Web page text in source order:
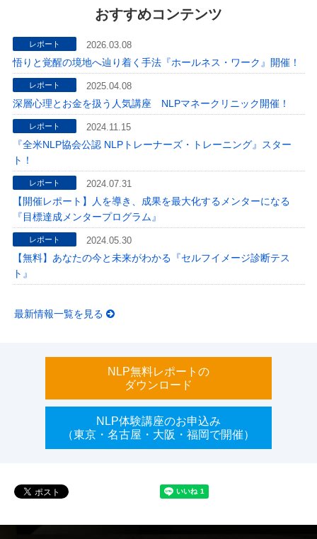
おすすめコンテンツ
レポート 2026.03.08
悟りと覚醒の境地へ辿り着く手法『ホールネス・ワーク』開催！
レポート 2025.04.08
深層心理とお金を扱う人気講座 NLPマネークリニック開催！
レポート 2024.11.15
『全米NLP協会公認 NLPトレーナーズ・トレーニング』スター
ト！
レポート 2024.07.31
【開催レポート】人を導き、成果を最大化するメンターになる
『目標達成メンタープログラム』
レポート 2024.05.30
【無料】あなたの今と未来がわかる『セルフイメージ診断テス
ト』
最新情報一覧を見る
NLP無料レポートの
ダウンロード
NLP体験講座のお申込み
（東京・名古屋・大阪・福岡で開催）